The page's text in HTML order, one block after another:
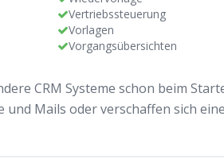
Vertriebssteuerung
Vorlagen
Vorgangsübersichten
CRM Systeme schon beim
und Mails oder verschaffen sich